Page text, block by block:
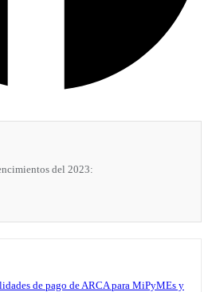
del 2023:
de pago de ARCA para MiPyMEs y